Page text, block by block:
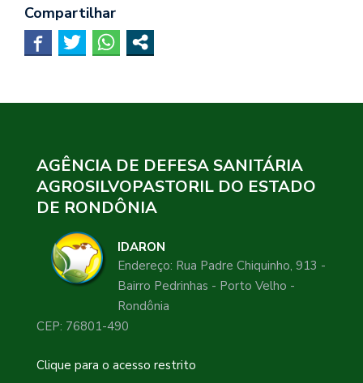
Compartilhar
AGÊNCIA DE DEFESA SANITÁRIA
AGROSILVOPASTORIL DO ESTADO
DE RONDÔNIA
IDARON
Endereço: Rua Padre Chiquinho, 913 -
Bairro Pedrinhas - Porto Velho -
Rondônia
CEP: 76801-490
Clique para o acesso restrito